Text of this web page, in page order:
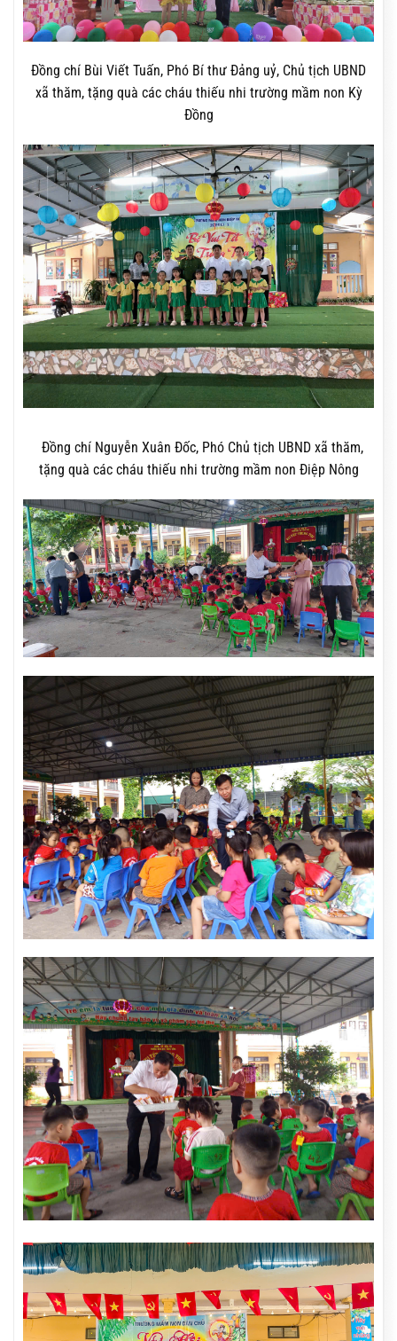
Đồng chí Bùi Viết Tuấn, Phó Bí thư Đảng uỷ, Chủ tịch UBND
xã thăm, tặng quà các cháu thiếu nhi trường mầm non Kỳ
Đồng
Đồng chí Nguyễn Xuân Đốc, Phó Chủ tịch UBND xã thăm,
tặng quà các cháu thiếu nhi trường mầm non Điệp Nông